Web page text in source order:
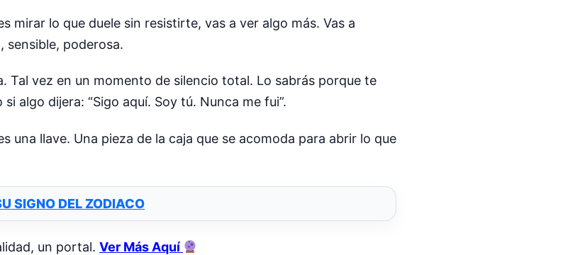
mirar lo que duele sin resistirte, vas a ver algo más. Vas a
sensible, poderosa.
Tal vez en un momento de silencio total. Lo sabrás porque te
algo dijera: “Sigo aquí. Soy tú. Nunca me fui”.
una llave. Una pieza de la caja que se acomoda para abrir lo que
SIGNO DEL ZODIACO
un portal. Ver Más Aquí